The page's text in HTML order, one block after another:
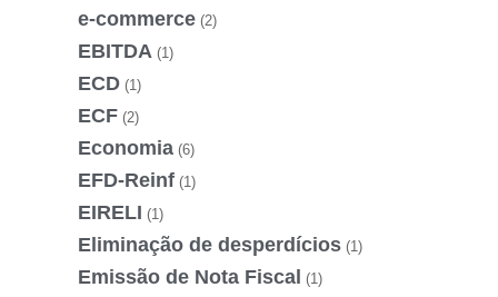
e-commerce (2)
EBITDA (1)
ECD (1)
ECF (2)
Economia (6)
EFD-Reinf (1)
EIRELI (1)
Eliminação de desperdícios (1)
Emissão de Nota Fiscal (1)